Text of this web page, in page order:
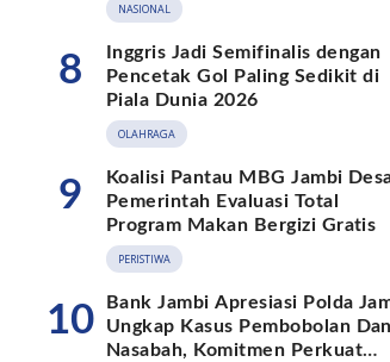
NASIONAL
8
Inggris Jadi Semifinalis dengan
Pencetak Gol Paling Sedikit di
Piala Dunia 2026
OLAHRAGA
9
Koalisi Pantau MBG Jambi
Pemerintah Evaluasi Total
Program Makan Bergizi Gratis
PERISTIWA
10
Bank Jambi Apresiasi Polda
Ungkap Kasus Pembobolan
Nasabah, Komitmen Perkuat